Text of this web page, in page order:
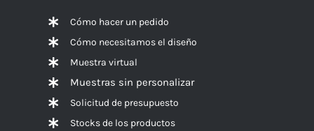
Cómo hacer un pedido
Cómo necesitamos el diseño
Muestra virtual
Muestras sin personalizar
Solicitud de presupuesto
Stocks de los productos